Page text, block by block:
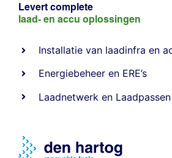
Levert complete
laad- en accu oplossingen
Installatie van laadinfra en
Energiebeheer en ERE’s
Laadnetwerk en Laadpassen